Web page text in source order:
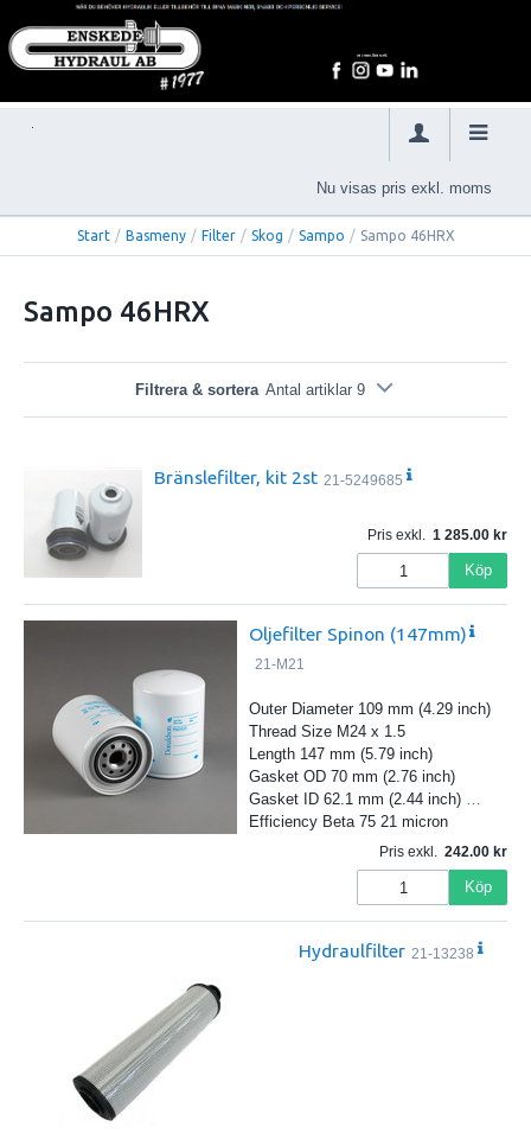
Nu visas pris exkl. moms
Start / Basmeny / Filter / Skog / Sampo / Sampo 46HRX
Sampo 46HRX
Filtrera & sortera Antal artiklar 9
Bränslefilter, kit 2st 21-5249685
Pris exkl. 1 285.00
Köp
Oljefilter Spinon (147mm)
21-M21
Outer Diameter 109 mm (4.29 inch)
Thread Size M24 x 1.5
Length 147 mm (5.79 inch)
Gasket OD 70 mm (2.76 inch)
Gasket ID 62.1 mm (2.44 inch) …
Efficiency Beta 75 21 micron
Pris exkl. 242.00
Köp
Hydraulfilter 21-13238